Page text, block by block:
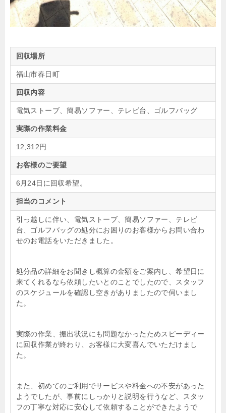
回収場所
福山市春日町
回収内容
電気ストーブ、簡易ソファー、テレビ台、ゴルフバッグ
実際の作業料金
12,312円
お客様のご要望
6月24日に回収希望。
担当のコメント
引っ越しに伴い、電気ストーブ、簡易ソファー、テレビ
台、ゴルフバッグの処分にお困りのお客様からお問い合わ
せのお電話をいただきました。
処分品の詳細をお聞きし概算の金額をご案内し、希望日に
来てくれるなら依頼したいとのことでしたので、スタッフ
のスケジュールを確認し空きがありましたので伺いまし
た。
実際の作業、搬出状況にも問題なかったためスピーディー
に回収作業が終わり、お客様に大変喜んでいただけまし
た。
また、初めてのご利用でサービスや料金への不安があった
ようでしたが、事前にしっかりと説明を行うなど、スタッ
フの丁寧な対応に安心して依頼することができたようで